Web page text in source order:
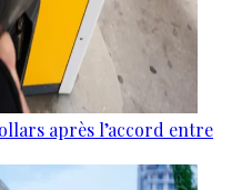
après l’accord entre